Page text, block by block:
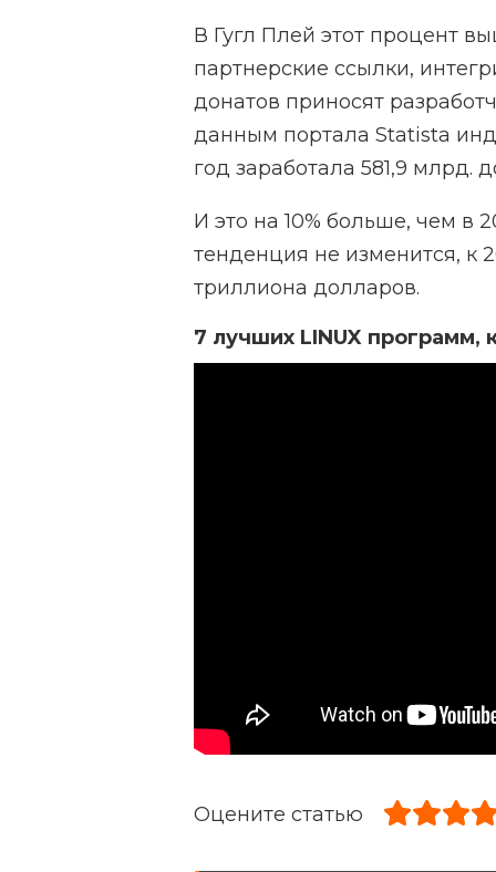
В Гугл Плей этот процент
партнерские ссылки,
донатов приносят
данным портала Statista
год заработала 581,9 млрд.
И это на 10% больше, чем в
тенденция не изменится, к
триллиона долларов.
7 лучших LINUX программ,
Оцените статью